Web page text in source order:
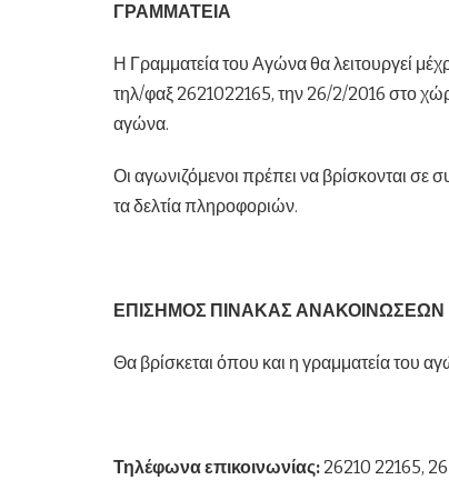
ΓΡΑΜΜΑΤΕΙΑ
Η Γραμματεία του Αγώνα θα λειτουργεί
τηλ/φαξ 2621022165, την 26/2/2016 στο
αγώνα.
Οι αγωνιζόμενοι πρέπει να βρίσκονται
τα δελτία πληροφοριών.
ΕΠΙΣΗΜΟΣ ΠΙΝΑΚΑΣ ΑΝΑΚΟΙΝΩΣΕΩΝ
Θα βρίσκεται όπου και η γραμματεία του
Τηλέφωνα επικοινωνίας: 26210 22165,